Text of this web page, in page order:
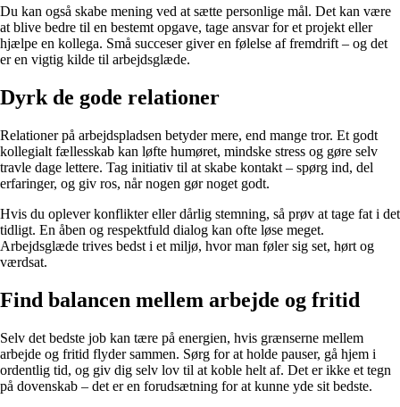
Du kan også skabe mening ved at sætte personlige mål. Det kan være
at blive bedre til en bestemt opgave, tage ansvar for et projekt eller
hjælpe en kollega. Små succeser giver en følelse af fremdrift – og det
er en vigtig kilde til arbejdsglæde.
Dyrk de gode relationer
Relationer på arbejdspladsen betyder mere, end mange tror. Et godt
kollegialt fællesskab kan løfte humøret, mindske stress og gøre selv
travle dage lettere. Tag initiativ til at skabe kontakt – spørg ind, del
erfaringer, og giv ros, når nogen gør noget godt.
Hvis du oplever konflikter eller dårlig stemning, så prøv at tage fat i det
tidligt. En åben og respektfuld dialog kan ofte løse meget.
Arbejdsglæde trives bedst i et miljø, hvor man føler sig set, hørt og
værdsat.
Find balancen mellem arbejde og fritid
Selv det bedste job kan tære på energien, hvis grænserne mellem
arbejde og fritid flyder sammen. Sørg for at holde pauser, gå hjem i
ordentlig tid, og giv dig selv lov til at koble helt af. Det er ikke et tegn
på dovenskab – det er en forudsætning for at kunne yde sit bedste.